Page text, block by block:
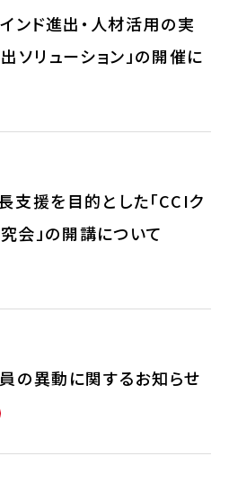
ンド進出・人材活用の実
ソリューション」の開催に
支援を目的とした「CCIク
会」の開講について
の異動に関するお知らせ